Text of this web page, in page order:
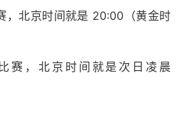
，北京时间就是 20:00（黄金时
赛，北京时间就是次日凌晨